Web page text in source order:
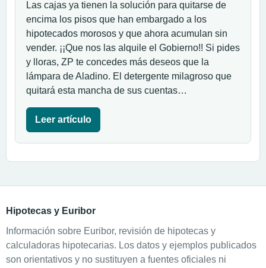
Las cajas ya tienen la solución para quitarse de
encima los pisos que han embargado a los
hipotecados morosos y que ahora acumulan sin
vender. ¡¡Que nos las alquile el Gobierno!! Si pides
y lloras, ZP te concedes más deseos que la
lámpara de Aladino. El detergente milagroso que
quitará esta mancha de sus cuentas…
Leer artículo
Hipotecas y Euribor
Información sobre Euribor, revisión de hipotecas y
calculadoras hipotecarias. Los datos y ejemplos publicados
son orientativos y no sustituyen a fuentes oficiales ni